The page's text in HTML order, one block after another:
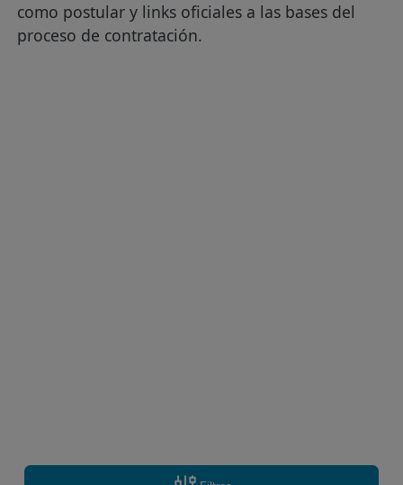
como postular y links oficiales a las bases del
proceso de contratación.